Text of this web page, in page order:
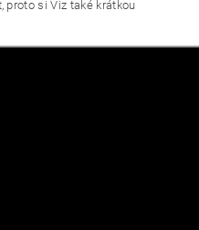
proto si Viz také krátkou